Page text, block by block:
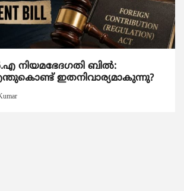
നിയമഭേദഗതി ബില്‍:
ഇതനിവാര്യമാകുന്നു?